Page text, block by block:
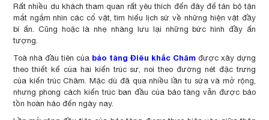
Rất nhiều du khách tham quan rất yêu thích đến đây để tản bộ tận
mắt ngắm nhìn các cổ vật, tìm hiểu lịch sử về những hiện vật đầy
bí ẩn. Cũng hoặc là nhẹ nhàng lưu lại những bức hình đầy ấn
tượng.
Toà nhà đầu tiên của bảo tàng Điêu khắc Chăm được xây dựng
theo thiết kế của hai kiến trúc sư, noi theo đường nét đặc trưng
của kiến trúc Chăm. Mặc dù đã qua nhiều lần tu sửa và mở rộng,
nhưng phong cách kiến trúc ban đầu của bảo tàng vẫn được bảo
tồn hoàn hảo đến ngày nay.